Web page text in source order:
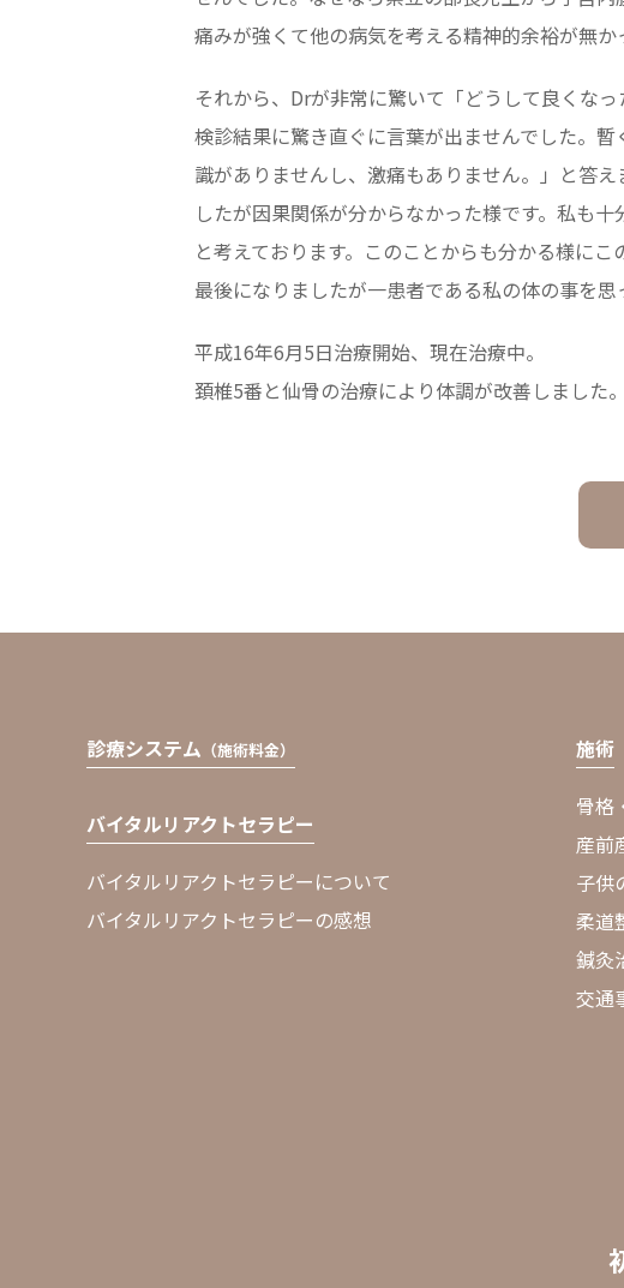
痛みが強くて他の病気を考える精神的余裕が無か
それから、Drが非常に驚いて「どうして良くな
検診結果に驚き直ぐに言葉が出ませんでした。
識がありませんし、激痛もありません。」と答
したが因果関係が分からなかった様です。私も
と考えております。このことからも分かる様に
最後になりましたが一患者である私の体の事を
平成16年6月5日治療開始、現在治療中。
頚椎5番と仙骨の治療により体調が改善しました。
診療システム （施術料金）
バイタルリアクトセラピー
バイタルリアクトセラピーについて
バイタルリアクトセラピーの感想
施術
骨格
産前
子供
柔道
鍼灸
交通